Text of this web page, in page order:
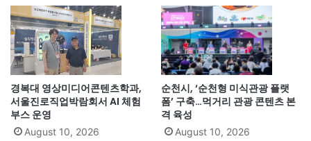
경복대 영상미디어콘텐츠학과,
서울진로직업박람회서 AI 체험
부스 운영
August 10, 2026
순천시, ‘순천형 미식관광 플랫
폼’ 구축…먹거리 관광 콘텐츠 본
격 육성
August 10, 2026